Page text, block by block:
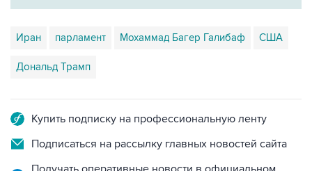
Иран парламент Мохаммад Багер Галибаф США
Дональд Трамп
Купить подписку на профессиональную ленту
Подписаться на рассылку главных новостей сайта